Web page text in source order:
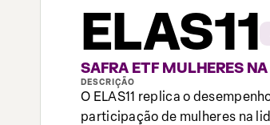
ELAS11
SAFRA ETF MULHERES
DESCRIÇÃO
O ELAS11 replica o
participação de mulheres na